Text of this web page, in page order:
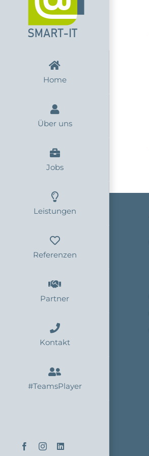
springen
Home
Über uns
Jobs
Leistungen
Referenzen
Partner
Kontakt
#TeamsPlayer
FacebookInstagramLinkedIn